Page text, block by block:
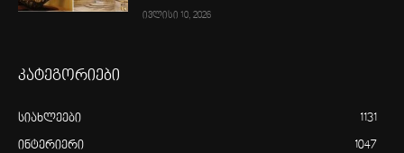
ივლისი 10, 2026
კატეგორიები
სიახლეები 1131
ინტერიერი 1047